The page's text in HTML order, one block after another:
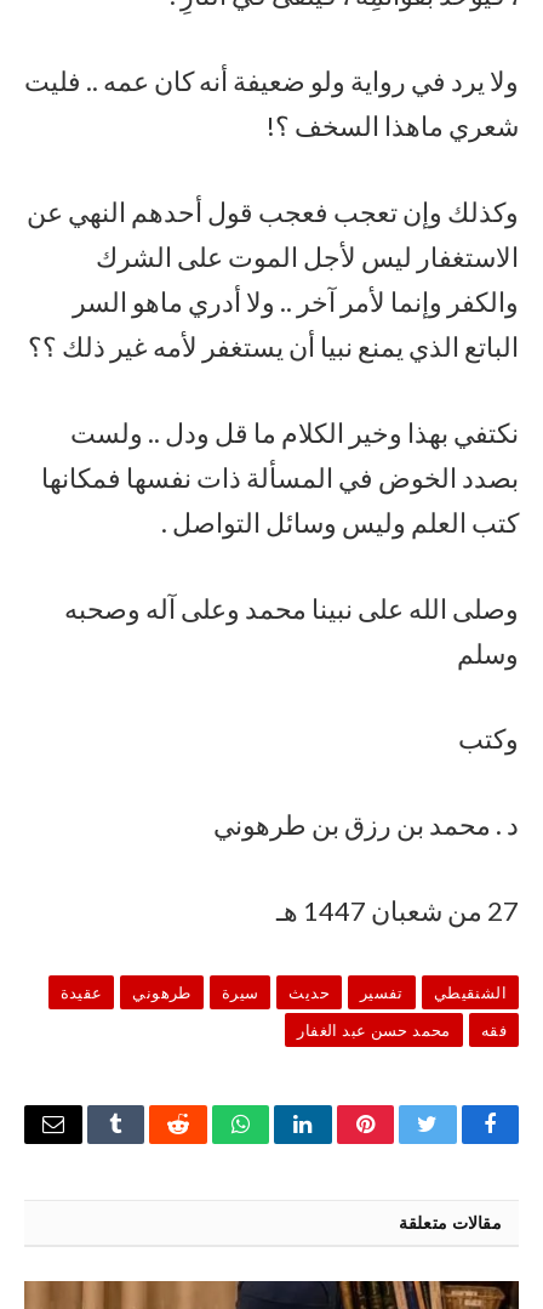
ولا يرد في رواية ولو ضعيفة أنه كان عمه .. فليت
شعري ماهذا السخف ؟!
وكذلك وإن تعجب فعجب قول أحدهم النهي عن
الاستغفار ليس لأجل الموت على الشرك
والكفر وإنما لأمر آخر .. ولا أدري ماهو السر
الباتع الذي يمنع نبيا أن يستغفر لأمه غير ذلك ؟؟
نكتفي بهذا وخير الكلام ما قل ودل .. ولست
بصدد الخوض في المسألة ذات نفسها فمكانها
كتب العلم وليس وسائل التواصل .
وصلى الله على نبينا محمد وعلى آله وصحبه
وسلم
وكتب
د . محمد بن رزق بن طرهوني
27 من شعبان 1447 هـ
الشنقيطي تفسير حديث سيرة طرهوني
عقيدة
فقه
محمد حسن عبد الغفار
فيسبوكتويتر بينتيريستلينكدإنواتسابرديت Tumblrالبريد
مقالات متعلقة